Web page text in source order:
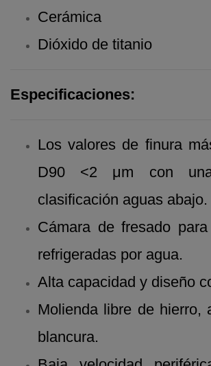
Cerámica
Dióxido de titanio
Especificaciones:
Los valores de finura
D90 <2 μm con
clasificación aguas abajo.
Cámara de fresado
refrigeradas por agua.
Alta capacidad y diseño
Molienda libre de hierro,
blancura.